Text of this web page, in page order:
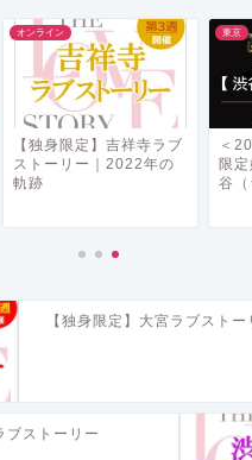
オンライン
【独身限定】吉祥寺ラブ
ストーリー｜2022年の
軌跡
東京
＜
限
谷（
【独身限定】大宮ラブストー
ブストーリー